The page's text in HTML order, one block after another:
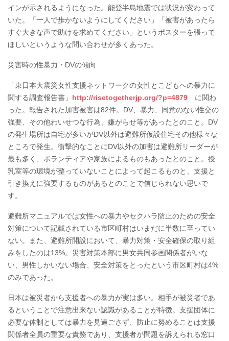
インが示されるようになった。能登半島地震では状況が変わって
いた。「一人で歩かないようにしてください」「被害があったら
すぐ大きな声で助けを求めてください」というポスターを張って
ほしいというような問い合わせが多くあった。
災害時の性暴力・DVの傾向
「東日本大震災女性支援ネットワークの女性とこどもへの暴力に
関する調査報告書」 http://risetogetherjp.org/?p=4879 に関わ
った。報告された加害被害は82件。DV、暴力、同意のない性交の
強要、その他わいせつな行為、嫌がらせ等があったとのこと。DV
の発生場所は自宅が多いがDV以外は避難所仮設住宅その他様々な
ところで発生。衝撃的なことにDV以外の加害は避難所リーダーが
最も多く、ボランティアや家族によるものもあったとのこと。授
乳室等の環境が整っていないことによって起こるものと、支援と
引き換えに強要するものがあるとのことで信じられない思いで
す。
避難所マニュアルでは女性への暴力やセクハラ防止のための安全
対策について記載されている市区町村はいまだに半数に至ってい
ない。また、避難所開設において、暴力対策・安全確保の取り組
みをしたのは13%。災害対策本部に男女共同参画関係者がいな
い、男性しかいない場合、安全対策をとったという市区町村は4%
のみであった。
日本は被災者から支援者への暴力が実は多い。相手が被災者であ
るということで注意出来ない認識があることが特徴。支援団体に
必要な体制としては暴力を見過ごさず、防止に努めることは支援
関係者全員の重要な責務であり、支援者が問題を訴えられる窓口